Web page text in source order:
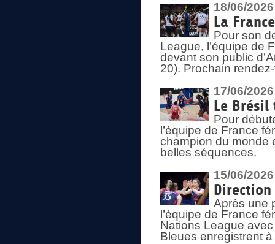
18/06/2026
La
Pour son
League, l’équipe de
devant son public
20). Prochain
17/06/2026
Le
Pour
l’équipe de France
champion du monde
belles séquences.
15/06/2026
Après une
l’équipe de France
Nations League
Bleues enregistrent